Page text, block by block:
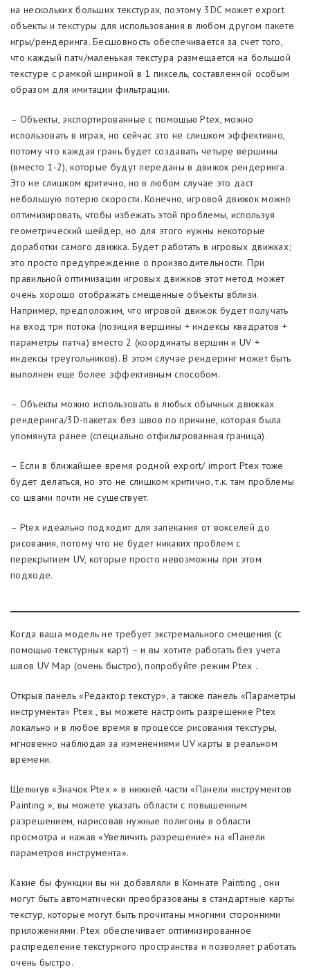
на нескольких больших текстурах, поэтому 3DC может export
объекты и текстуры для использования в любом другом пакете
игры/рендеринга. Бесшовность обеспечивается за счет того,
что каждый патч/маленькая текстура размещается на большой
текстуре с рамкой шириной в 1 пиксель, составленной особым
образом для имитации фильтрации.
– Объекты, экспортированные с помощью Ptex, можно
использовать в играх, но сейчас это не слишком эффективно,
потому что каждая грань будет создавать четыре вершины
(вместо 1-2), которые будут переданы в движок рендеринга.
Это не слишком критично, но в любом случае это даст
небольшую потерю скорости. Конечно, игровой движок можно
оптимизировать, чтобы избежать этой проблемы, используя
геометрический шейдер, но для этого нужны некоторые
доработки самого движка. Будет работать в игровых движках;
это просто предупреждение о производительности. При
правильной оптимизации игровых движков этот метод может
очень хорошо отображать смещенные объекты вблизи.
Например, предположим, что игровой движок будет получать
на вход три потока (позиция вершины + индексы квадратов +
параметры патча) вместо 2 (координаты вершин и UV +
индексы треугольников). В этом случае рендеринг может быть
выполнен еще более эффективным способом.
– Объекты можно использовать в любых обычных движках
рендеринга/3D-пакетах без швов по причине, которая была
упомянута ранее (специально отфильтрованная граница).
– Если в ближайшее время родной export/ import Ptex тоже
будет делаться, но это не слишком критично, т.к. там проблемы
со швами почти не существует.
– Ptex идеально подходит для запекания от вокселей до
рисования, потому что не будет никаких проблем с
перекрытием UV, которые просто невозможны при этом
подходе.
Когда ваша модель не требует экстремального смещения (с
помощью текстурных карт) – и вы хотите работать без учета
швов UV Map (очень быстро), попробуйте режим Ptex .
Открыв панель «Редактор текстур», а также панель «Параметры
инструмента» Ptex , вы можете настроить разрешение Ptex
локально и в любое время в процессе рисования текстуры,
мгновенно наблюдая за изменениями UV карты в реальном
времени.
Щелкнув «Значок Ptex » в нижней части «Панели инструментов
Painting », вы можете указать области с повышенным
разрешением, нарисовав нужные полигоны в области
просмотра и нажав «Увеличить разрешение» на «Панели
параметров инструмента».
Какие бы функции вы ни добавляли в Комнате Painting , они
могут быть автоматически преобразованы в стандартные карты
текстур, которые могут быть прочитаны многими сторонними
приложениями. Ptex обеспечивает оптимизированное
распределение текстурного пространства и позволяет работать
очень быстро.